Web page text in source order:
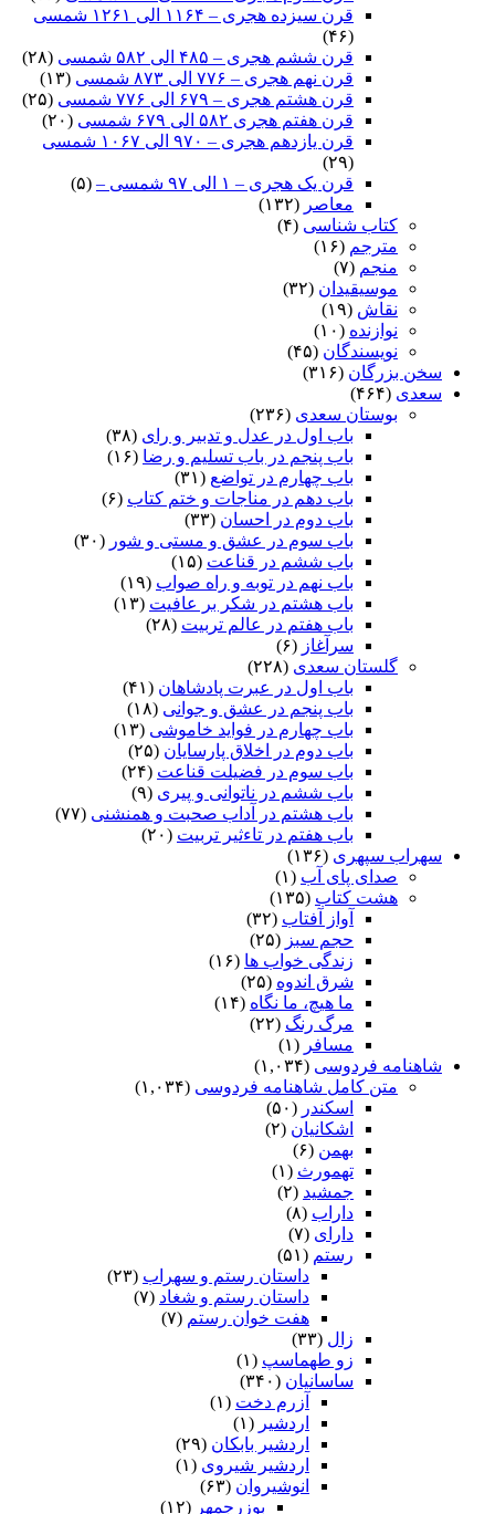
قرن سیزده هجری – ۱۱۶۴ الی ۱۲۶۱ شمسی
(۴۶)
قرن ششم هجری – ۴۸۵ الی ۵۸۲ شمسی
(۲۸)
قرن نهم هجری – ۷۷۶ الی ۸۷۳ شمسی
(۱۳)
قرن هشتم هجری – ۶۷۹ الی ۷۷۶ شمسی
(۲۵)
قرن هفتم هجری ۵۸۲ الی ۶۷۹ شمسی
(۲۰)
قرن یازدهم هجری – ۹۷۰ الی ۱۰۶۷ شمسی
(۲۹)
قرن یک هجری – ۱ الی ۹۷ شمسی –
(۵)
معاصر (۱۳۲)
کتاب شناسی (۴)
مترجم (۱۶)
منجم (۷)
موسیقیدان (۳۲)
نقاش (۱۹)
نوازنده (۱۰)
نویسندگان (۴۵)
سخن بزرگان (۳۱۶)
سعدی (۴۶۴)
بوستان سعدی (۲۳۶)
باب اول در عدل و تدبیر و رای (۳۸)
باب پنجم در باب تسلیم و رضا (۱۶)
باب چهارم در تواضع (۳۱)
باب دهم در مناجات و ختم کتاب (۶)
باب دوم در احسان (۳۳)
باب سوم در عشق و مستی و شور (۳۰)
باب ششم در قناعت (۱۵)
باب نهم در توبه و راه صواب (۱۹)
باب هشتم در شکر بر عافیت (۱۳)
باب هفتم در عالم تربیت (۲۸)
سرآغاز (۶)
گلستان سعدی (۲۲۸)
باب اول در عبرت پادشاهان (۴۱)
باب پنجم در عشق و جوانى (۱۸)
باب چهارم در فواید خاموشى (۱۳)
باب دوم در اخلاق پارسایان (۲۵)
باب سوم در فضیلت قناعت (۲۴)
باب ششم در ناتوانى و پیرى (۹)
باب هشتم در آداب صحبت و همنشنى (۷۷)
باب هفتم در تاءثیر تربیت (۲۰)
سهراب سپهری (۱۳۶)
صدای پای آب (۱)
هشت کتاب (۱۳۵)
آواز آفتاب (۳۲)
حجم سبز (۲۵)
زندگی خواب ها (۱۶)
شرق اندوه (۲۵)
ما هیچ، ما نگاه (۱۴)
مرگ رنگ (۲۲)
مسافر (۱)
شاهنامه فردوسی (۱,۰۳۴)
متن کامل شاهنامه فردوسی (۱,۰۳۴)
اسکندر (۵۰)
اشکانیان (۲)
بهمن (۶)
تهمورث (۱)
جمشید (۲)
داراب (۸)
دارای (۷)
رستم (۵۱)
داستان رستم و سهراب (۲۳)
داستان رستم و شغاد (۷)
هفت خوان رستم‏ (۷)
زال (۳۳)
زو طهماسپ‏ (۱)
ساسانیان (۳۴۰)
آزرم دخت (۱)
اردشیر (۱)
اردشیر بابکان (۲۹)
اردشیر شیروی (۱)
انوشیروان (۶۳)
بوزرجمهر (۱۲)